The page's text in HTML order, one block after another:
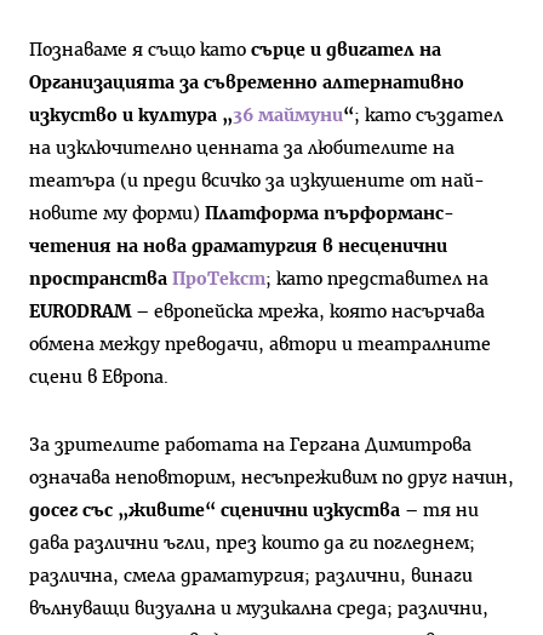
Познаваме я също като сърце и двигател на
Организацията за съвременно алтернативно
изкуство и култура „36 маймуни“; като създател
на изключително ценната за любителите на
театъра (и преди всичко за изкушените от най-
новите му форми) Платформа пърформанс-
четения на нова драматургия в несценични
пространства ПроТекст; като представител на
EURODRAM– европейска мрежа, която насърчава
обмена между преводачи, автори и театралните
сцени в Европа.
За зрителите работата на Гергана Димитрова
означава неповторим, несъпреживим по друг начин,
досег със „живите“ сценични изкуства – тя ни
дава различни ъгли, през които да ги погледнем;
различна, смела драматургия; различни, винаги
вълнуващи визуална и музикална среда; различни,